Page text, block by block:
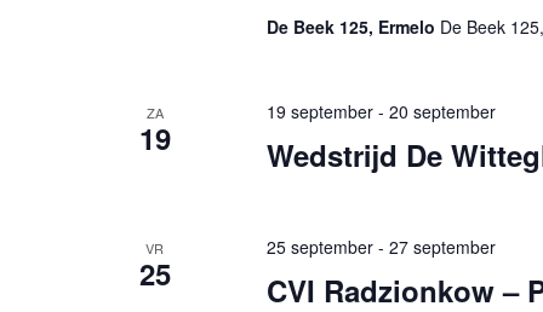
De Beek 125, Ermelo De Beek
ZA
19 Wedstrijd De
19 september- 20 september
VR
25 CVI Radzionkow –
25 september- 27 september